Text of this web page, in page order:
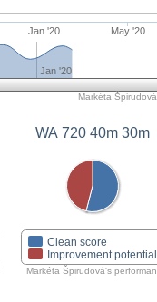
Jan '20 May '20
Jan '20
Markéta
WA 720 40m 30m
Clean score
Improvement potential
Markéta Špirudová's